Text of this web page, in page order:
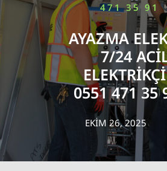
471 35 91
AYAZMA
7/24
0551 471 35
EKIM 26, 2025